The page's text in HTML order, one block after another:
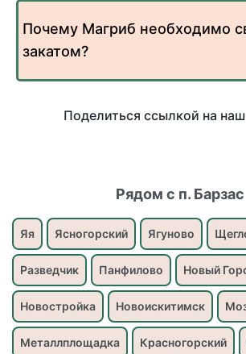
Почему Магриб необходимо
закатом?
Поделиться ссылкой на
Рядом с п. Барзас
Яя Ясногорский Ягуново
Разведчик Панфилово Новый
Новостройка Новоискитимск
Металлплощадка Красногорский